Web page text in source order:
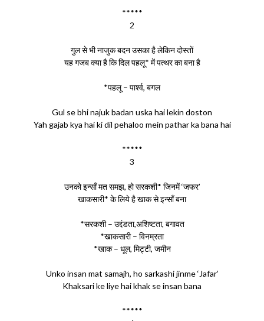
*****
2
गुल से भी नाजुक बदन उसका है लेकिन दोस्तों
यह गजब क्या है कि दिल पहलू* में पत्थर का बना है
*पहलू – पार्श्व, बगल
Gul se bhi najuk badan uska hai lekin doston
Yah gajab kya hai ki dil pehaloo mein pathar ka bana hai
*****
3
उनको इन्साँ मत समझ, हो सरकशी* जिनमें ‘जफर’
खाकसारी* के लिये है खाक से इन्साँ बना
*सरकशी – उद्दंडता,अशिष्टता, बगावत
*खाकसारी – विनम्रता
*खाक – धूल, मिट्टी, जमीन
Unko insan mat samajh, ho sarkashi jinme ‘Jafar’
Khaksari ke liye hai khak se insan bana
*****